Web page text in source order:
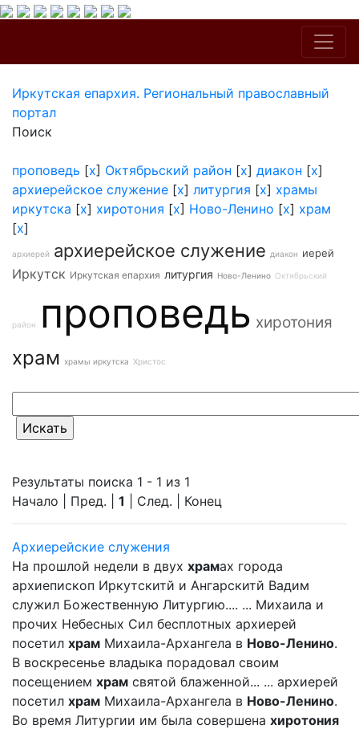
Иркутская епархия. Региональный православный
портал
Поиск
проповедь [x] Октябрьский район [x] диакон [x]
архиерейское служение [x] литургия [x] храмы
иркутска [x] хиротония [x] Ново-Ленино [x] храм
[x]
архиерей архиерейское служение диакон иерей
Иркутск Иркутская епархия литургия Ново-Ленино Октябрьский
район проповедь хиротония
храм храмы иркутска Христос
Результаты поиска 1 - 1 из 1
Начало | Пред. | 1 | След. | Конец
Архиерейские служения
На прошлой недели в двух храмах города
архиепископ Иркутскитй и Ангарскитй Вадим
служил Божественную Литургию.... ... Михаила и
прочих Небесных Сил бесплотных архиерей
посетил храм Михаила-Архангела в Ново-Ленино.
В воскресенье владыка порадовал своим
посещением храм святой блаженной... ... архиерей
посетил храм Михаила-Архангела в Ново-Ленино.
Во время Литургии им была совершена хиротония